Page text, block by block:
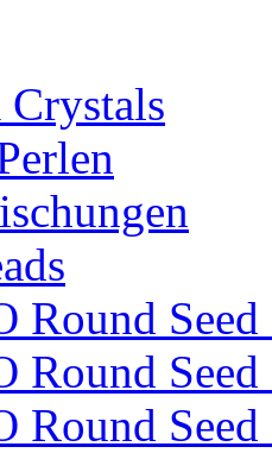
Crystals
Round Seed
Round Seed
Round Seed